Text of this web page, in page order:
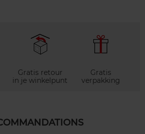
Gratis retour
in je winkelpunt
Gratis
verpakking